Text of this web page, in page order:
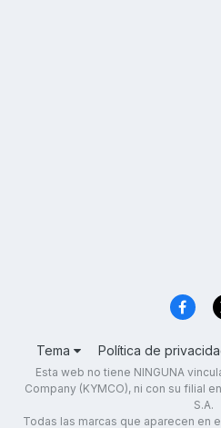
Tema Política de
Esta web no tiene NINGUNA
Company (KYMCO), ni con su filial
S.A.
Todas las marcas que aparecen en